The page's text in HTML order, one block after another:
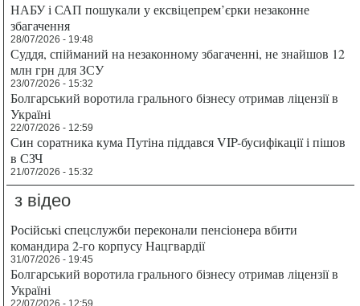
НАБУ і САП пошукали у ексвіцепрем’єрки незаконне
збагачення
28/07/2026 - 19:48
Суддя, спійманий на незаконному збагаченні, не знайшов 12
млн грн для ЗСУ
23/07/2026 - 15:32
Болгарський воротила грального бізнесу отримав ліцензії в
Україні
22/07/2026 - 12:59
Син соратника кума Путіна піддався VIP-бусифікації і пішов
в СЗЧ
21/07/2026 - 15:32
з відео
Російські спецслужби переконали пенсіонера вбити
командира 2-го корпусу Нацгвардії
31/07/2026 - 19:45
Болгарський воротила грального бізнесу отримав ліцензії в
Україні
22/07/2026 - 12:59